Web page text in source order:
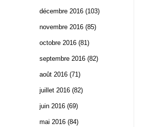
décembre 2016 (103)
novembre 2016 (85)
octobre 2016 (81)
septembre 2016 (82)
août 2016 (71)
juillet 2016 (82)
juin 2016 (69)
mai 2016 (84)